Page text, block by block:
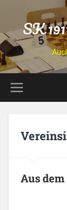
SK
Aus